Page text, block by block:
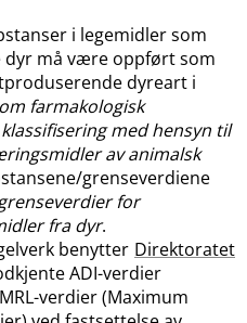
i legemidler som
må være oppført som
dyreart i
farmakologisk
med hensyn til
av animalsk
​grenseverdiene
for
fra dyr.
benytter Direktoratet
ADI-verdier
verdier (Maximum